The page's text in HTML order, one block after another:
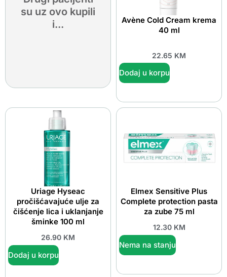
su uz ovo kupili
i...
Avène Cold Cream krema
40 ml
22.65 KM
Dodaj u korpu
Uriage Hyseac
pročišćavajuće ulje za
čišćenje lica i uklanjanje
šminke 100 ml
26.90 KM
Dodaj u korpu
Elmex Sensitive Plus
Complete protection pasta
za zube 75 ml
12.30 KM
Nema na stanju